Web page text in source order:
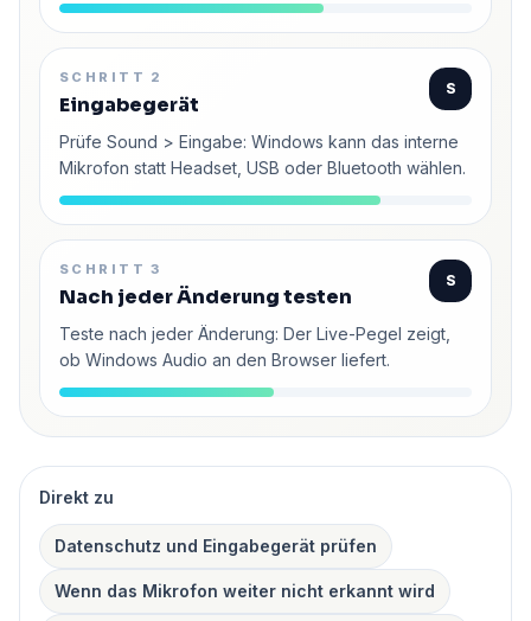
SCHRITT 2
Eingabegerät
S
Prüfe Sound > Eingabe: Windows kann das interne
Mikrofon statt Headset, USB oder Bluetooth wählen.
SCHRITT 3
Nach jeder Änderung testen
S
Teste nach jeder Änderung: Der Live-Pegel zeigt,
ob Windows Audio an den Browser liefert.
Direkt zu
Datenschutz und Eingabegerät prüfen
Wenn das Mikrofon weiter nicht erkannt wird